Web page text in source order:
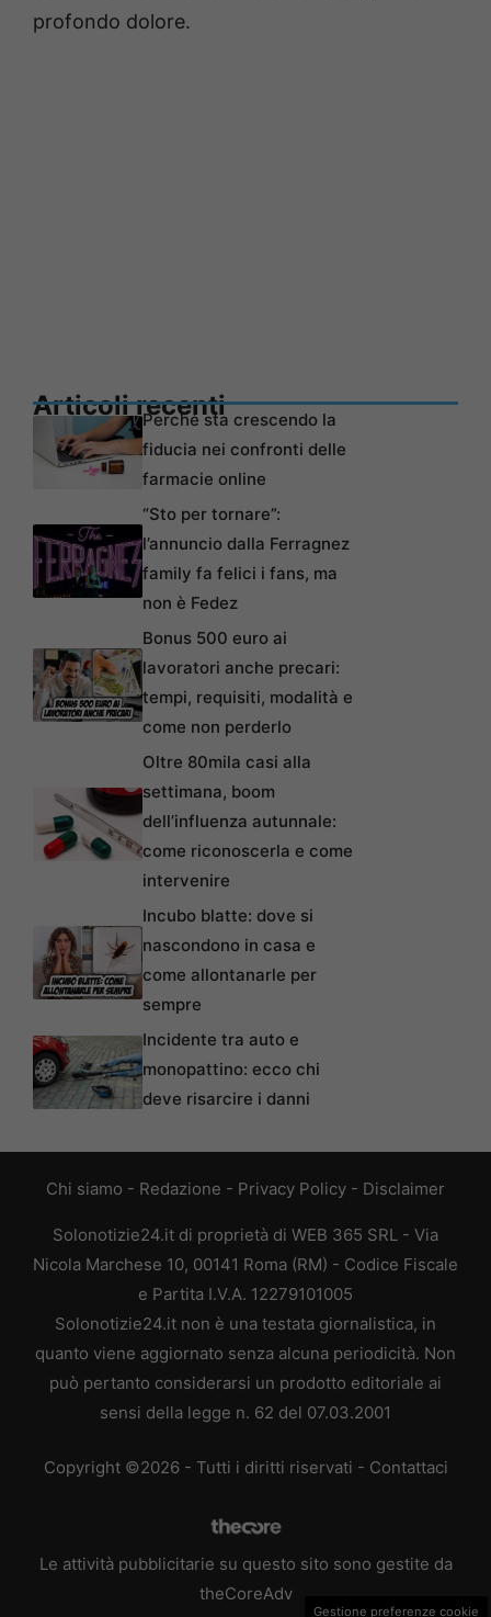
profondo dolore.
Articoli recentiPerché sta crescendo la
fiducia nei confronti delle
farmacie online
“Sto per tornare”:
l’annuncio dalla Ferragnez
family fa felici i fans, ma
non è Fedez
Bonus 500 euro ai
lavoratori anche precari:
tempi, requisiti, modalità e
come non perderlo
Oltre 80mila casi alla
settimana, boom
dell’influenza autunnale:
come riconoscerla e come
intervenire
Incubo blatte: dove si
nascondono in casa e
come allontanarle per
sempre
Incidente tra auto e
monopattino: ecco chi
deve risarcire i danni
Chi siamo - Redazione - Privacy Policy - Disclaimer
Solonotizie24.it di proprietà di WEB 365 SRL - Via
Nicola Marchese 10, 00141 Roma (RM) - Codice Fiscale
e Partita I.V.A. 12279101005
Solonotizie24.it non è una testata giornalistica, in
quanto viene aggiornato senza alcuna periodicità. Non
può pertanto considerarsi un prodotto editoriale ai
sensi della legge n. 62 del 07.03.2001
Copyright ©2026 - Tutti i diritti riservati - Contattaci
Le attività pubblicitarie su questo sito sono gestite da
theCoreAdv
Gestione preferenze cookie